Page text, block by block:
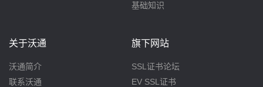
基础知识
关于沃通
沃通简介
联系沃通
旗下网站
SSL证书论坛
EV SSL证书